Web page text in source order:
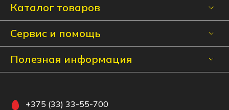
Каталог товаров
Сервис и помощь
Полезная информация
+375 (33) 33-55-700